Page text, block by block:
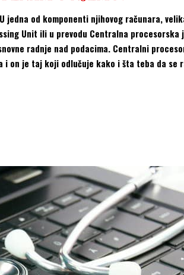
od komponenti njihovog računara,
Unit ili u prevodu Centralna
radnje nad podacima. Centralni
on je taj koji odlučuje kako i šta teba da se